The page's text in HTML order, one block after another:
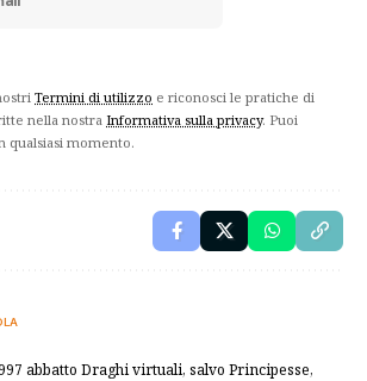
Termini di utilizzo e riconosci le pratiche di
nella nostra Informativa sulla privacy. Puoi
qualsiasi momento.
abbatto Draghi virtuali, salvo Principesse,